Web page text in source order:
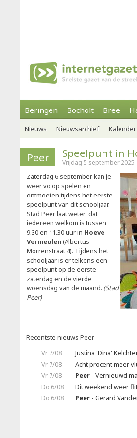
Beringen Bocholt Bree
Nieuws Nieuwsarchief Kalender
Peer Speelpunt in
Vrijdag 5 september 2025
Zaterdag 6 september kan je
weer volop spelen en
ontmoeten tijdens het eerste
speelpunt van dit schooljaar.
Stad Peer laat weten dat
iedereen welkom is tussen
9.30 en 11.30 uur in Hoeve
Vermeulen (Albertus
Morrenstraat 4). Tijdens het
schooljaar is er telkens een
speelpunt op de eerste
zaterdag en de vierde
woensdag van de maand. (Stad
Peer)
Recentste nieuws Peer
Vr 7/08
Justina 'Dina'
Vr 7/08
Acht procent meer
Vr 7/08
Peer - Vernieuwd
Do 6/08
Dit weekend weer
Do 6/08
Peer - Gerard